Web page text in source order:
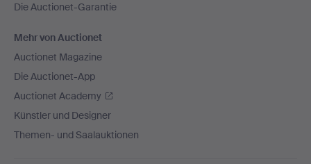
Die Auctionet-Garantie
Mehr von Auctionet
Auctionet Magazine
Die Auctionet-App
Auctionet Academy
Künstler und Designer
Themen- und Saalauktionen